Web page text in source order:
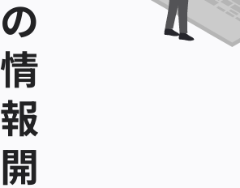
の
情
報
開